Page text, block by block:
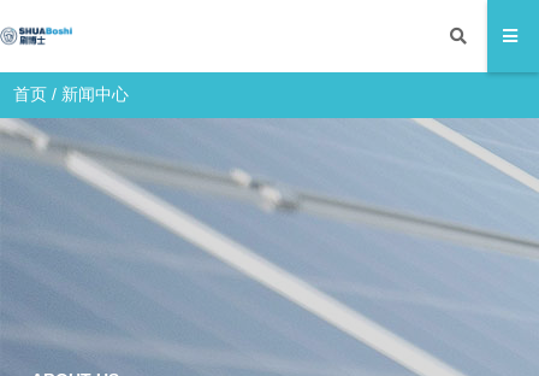
首页 / 新闻中心